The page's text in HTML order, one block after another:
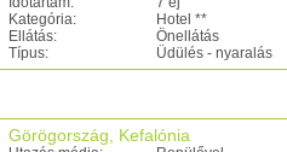
Kategória:
Hotel **
Ellátás:
Önellátás
Típus:
Üdülés - nyaralás
Görögország, Kefalónia